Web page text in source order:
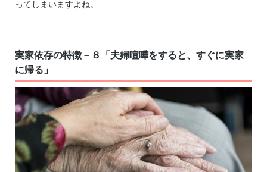
ってしまいますよね。
実家依存の特徴－８「夫婦喧嘩をすると、すぐに実家
に帰る」